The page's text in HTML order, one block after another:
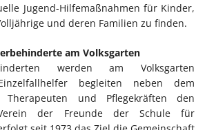
Jugend-Hilfemaßnahmen für Kinder,
und deren Familien zu finden.
am Volksgarten
werden am Volksgarten
begleiten neben dem
Therapeuten und Pflegekräften den
der Freunde der Schule für